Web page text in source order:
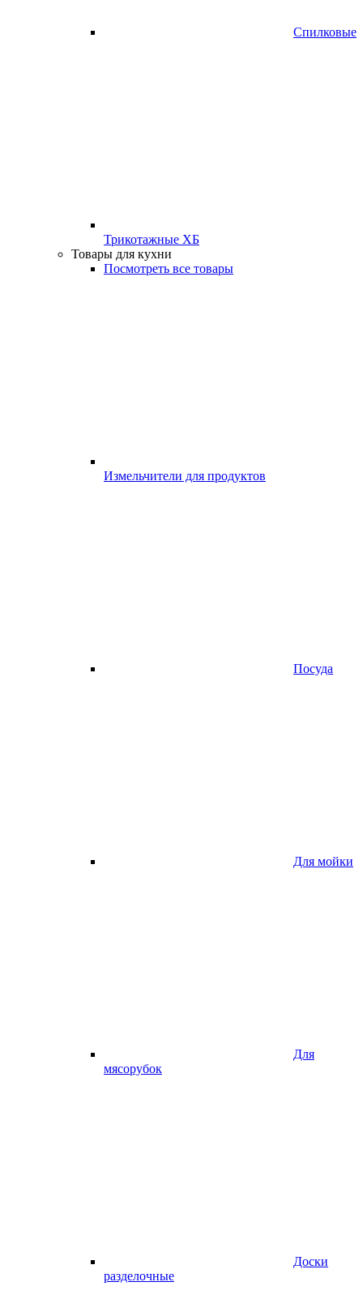
Спилковые
Трикотажные ХБ
Товары для кухни
Посмотреть все товары
Измельчители для продуктов
Посуда
Для мойки
Для
мясорубок
Доски
разделочные